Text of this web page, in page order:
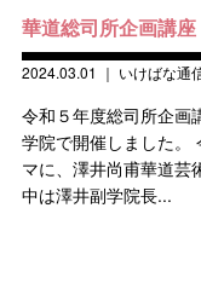
華道総司所企画講
2024.03.01 ｜ いけばな通
令和５年度総司所企画
学院で開催しました。
マに、澤井尚甫華道芸
中は澤井副学院長...